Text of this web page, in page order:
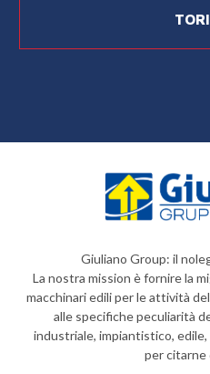
Giuliano Group: il
La nostra mission è fornire la
macchinari edili per le attività
alle specifiche peculiarità
industriale, impiantistico,
per citarne